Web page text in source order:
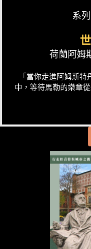
系
荷蘭阿姆
「當你走進阿姆斯
中，等待馬勒的樂章